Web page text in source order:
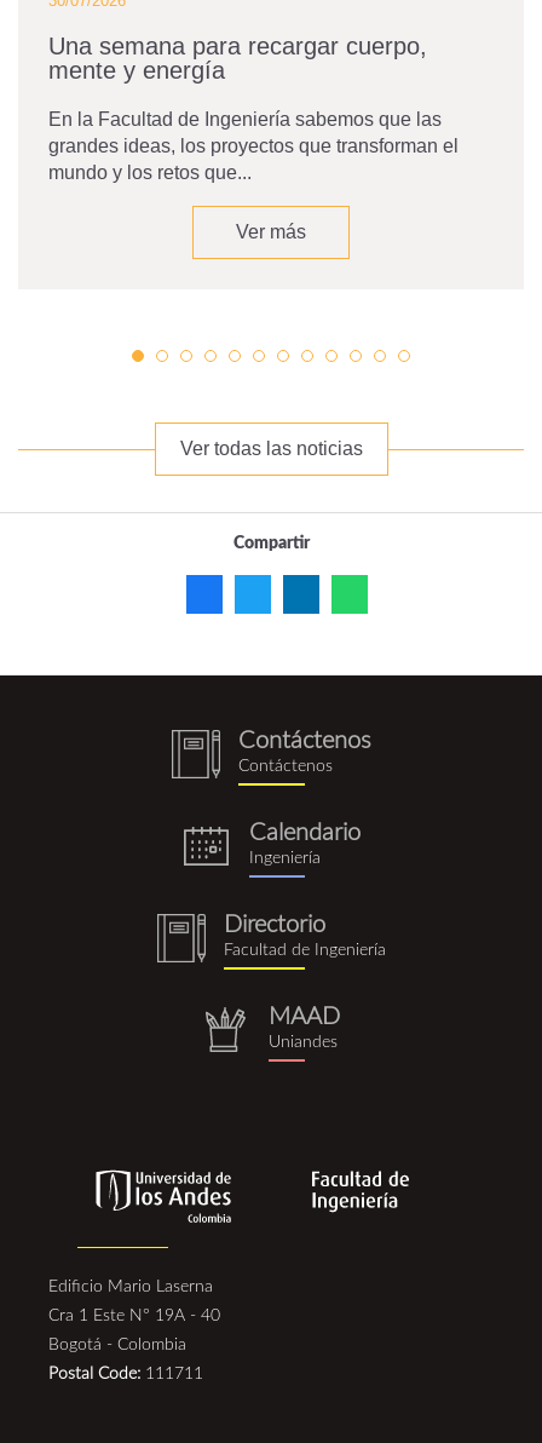
Una semana para recargar cuerpo,
mente y energía
En la Facultad de Ingeniería sabemos que las
grandes ideas, los proyectos que transforman el
mundo y los retos que...
Ver más
Ver todas las noticias
Compartir
notebook
(1).png
Contáctenos
Contáctenos
eventos.png
Calendario
Ingeniería
notebook
(1).png
Directorio
Facultad de Ingeniería
repositorio.png
MAAD
Uniandes
Edificio Mario Laserna
Cra 1 Este N° 19A - 40
Bogotá - Colombia
Postal Code: 111711